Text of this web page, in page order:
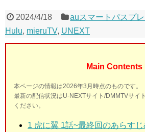
2024/4/18 auスマートパスプ
Hulu, mieruTV, UNEXT
Main Contents
本ページの情報は2026年3月時点のものです。
最新の配信状況はU-NEXTサイト/DMMTVサイ
ください。
1 虎に翼 1話~最終回のあらす